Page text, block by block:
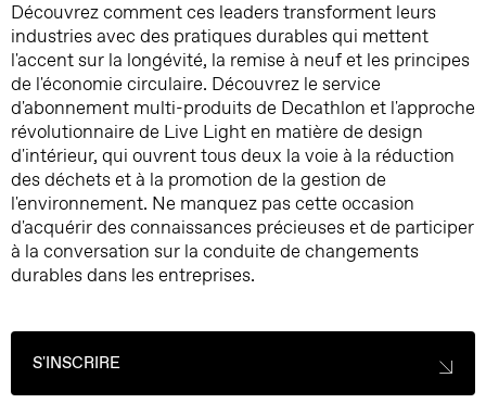
Découvrez comment ces leaders transforment leurs
industries avec des pratiques durables qui mettent
l'accent sur la longévité, la remise à neuf et les principes
de l'économie circulaire. Découvrez le service
d'abonnement multi-produits de Decathlon et l'approche
révolutionnaire de Live Light en matière de design
d'intérieur, qui ouvrent tous deux la voie à la réduction
des déchets et à la promotion de la gestion de
l'environnement. Ne manquez pas cette occasion
d'acquérir des connaissances précieuses et de participer
à la conversation sur la conduite de changements
durables dans les entreprises.
S'INSCRIRE